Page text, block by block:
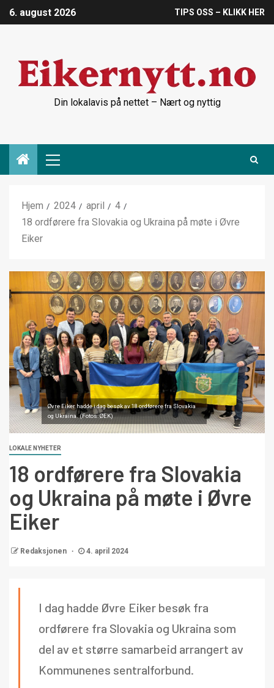
6. august 2026 TIPS OSS – KLIKK HER
Din lokalavis på nettet – Nært og nyttig
Hjem 2024 april
4
18 ordførere fra Slovakia og Ukraina på møte i Øvre
Eiker
Øvre Eiker hadde i dag besøk av 18 ordførere fra Slovakia
og Ukraina. (Fotos: ØEK)
LOKALE NYHETER
18 ordførere fra Slovakia
og Ukraina på møte i Øvre
Eiker
Redaksjonen 4. april 2024
I dag hadde Øvre Eiker besøk fra
ordførere fra Slovakia og Ukraina som
del av et større samarbeid arrangert av
Kommunenes sentralforbund.